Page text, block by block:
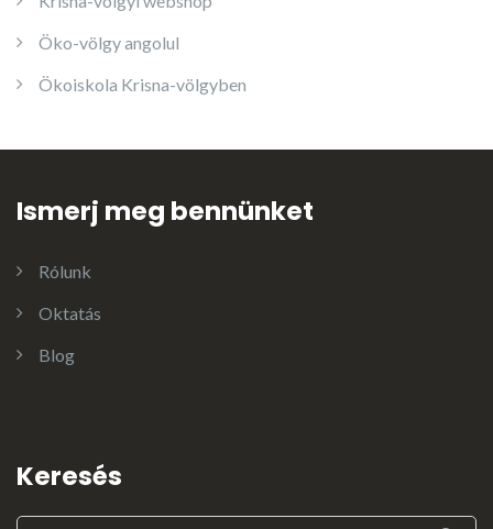
Öko-völgy angolul
Ökoiskola Krisna-völgyben
Ismerj meg bennünket
Rólunk
Oktatás
Blog
Keresés